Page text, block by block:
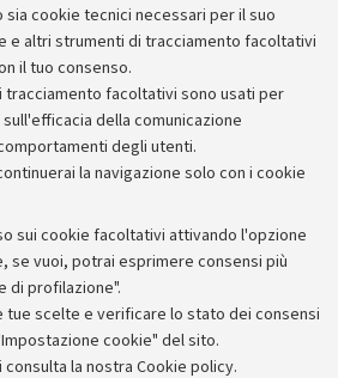
cookie tecnici necessari per il suo
e altri strumenti di tracciamento facoltativi
il tuo consenso.
facoltativi sono usati per
della comunicazione
degli utenti.
la navigazione solo con i cookie
sui cookie facoltativi attivando l'opzione
se vuoi, potrai esprimere consensi più
di profilazione".
scelte e verificare lo stato dei consensi
cookie" del sito.
consulta la nostra Cookie policy.
DELLA CITTÀ
DI BOLOGNA
"MUSEO LUIGI